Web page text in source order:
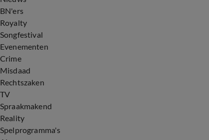
BN'ers
Royalty
Songfestival
Evenementen
Crime
Misdaad
Rechtszaken
TV
Spraakmakend
Reality
Spelprogramma's